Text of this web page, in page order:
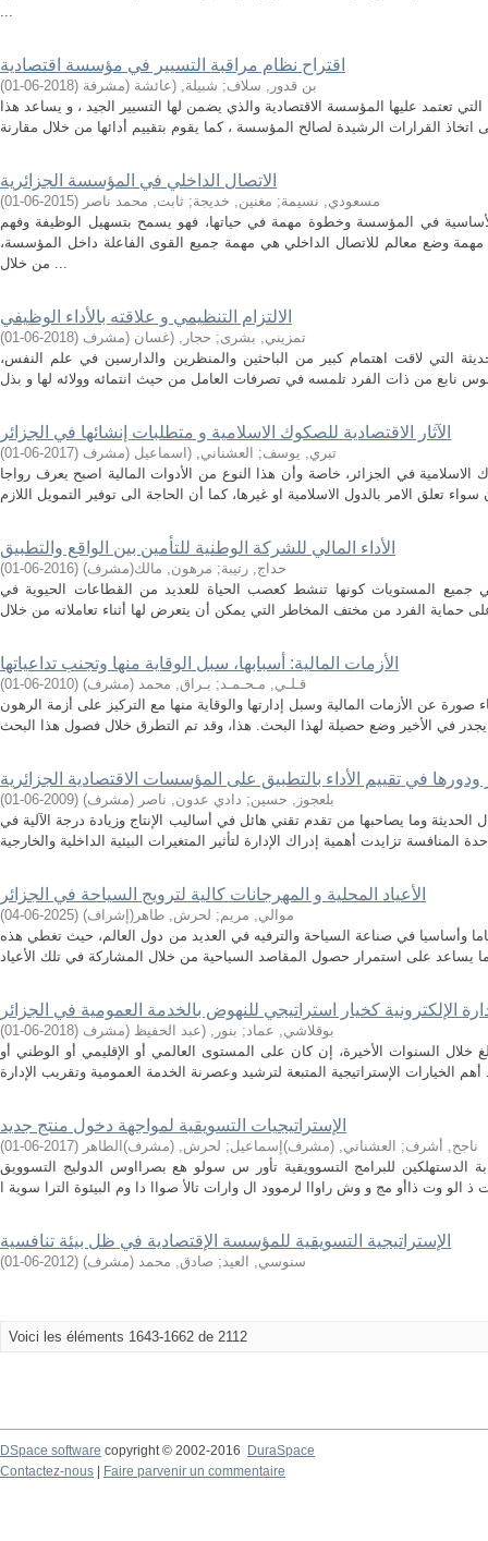
...
اقتراح نظام مراقبة التسيير في مؤسسة اقتصادية
بن قدور, سلاف; شبيلة, (عائشة (مشرفة (
2018-06-01
)
تعتمد عليها المؤسسة الاقتصادية والذي يضمن لها التسيير الجيد ، و يساعد هذا
الاتصال الداخلي في المؤسسة الجزائرية
مسعودي, نسيمة; مغنين, خديجة; ثابت, محمد ناصر (
2015-06-01
)
في المؤسسة وخطوة مهمة في حياتها، فهو يسمح بتسهيل الوظيفة وفهم
وضع معالم للاتصال الداخلي هي مهمة جميع القوى الفاعلة داخل المؤسسة،
من خلال ...
الالتزام التنظيمي و علاقته بالأداء الوظيفي
تمزيني, بشرى; حجار, (غسان (مشرف (
2018-06-01
)
التي لاقت اهتمام كبير من الباحثين والمنظرين والدارسين في علم النفس،
الآثار الاقتصادية للصكوك الاسلامية و متطلبات إنشائها في الجزائر
تبري, يوسف; العشناني, (اسماعيل (مشرف (
2017-06-01
)
الاسلامية في الجزائر، خاصة وأن هذا النوع من الأدوات المالية اصبح يعرف رواجا
الأداء المالي للشركة الوطنية للتأمين بين الواقع والتطبيق
حداج, رتيبة; مرهون, مالك(مشرف) (
2016-06-01
)
جميع المستويات كونها تنشط كعصب الحياة للعديد من القطاعات الحيوية في
الأزمات المالية: أسبابها، سبل الوقاية منها وتجنب تداعياتها
قـلـي, مـحـمـد; بـراق, محمد (مشرف) (
2010-06-01
)
عن الأزمات المالية وسبل إدارتها والوقاية منها مع التركيز على أزمة الرهون
ودورها في تقييم الأداء بالتطبيق على المؤسسات الاقتصادية الجزائرية
بلعجوز, حسين; دادي عدون, ناصر (مشرف) (
2009-06-01
)
وما يصاحبها من تقدم تقني هائل في أساليب الإنتاج وزيادة درجة الآلية في
الأعياد المحلية و المهرجانات كالية لترويج السياحة في الجزائر
موالي, مريم; لحرش, طاهر(إشراف) (
2025-06-04
)
وأساسيا في صناعة السياحة والترفيه في العديد من دول العالم، حيث تغطي هذه
الإلكترونية كخيار استراتيجي للنهوض بالخدمة العمومية في الجزائر
بوقلاشي, عماد; بنور, (عبد الحفيظ (مشرف (
2018-06-01
)
خلال السنوات الأخيرة، إن كان على المستوى العالمي أو الإقليمي أو الوطني أو
الإستراتيجيات التسويقية لمواجهة دخول منتج جديد
ناجح, أشرف; العشناني, (مشرف)إسماعيل; لحرش, (مشرف)الطاهر (
2017-06-01
)
الدستهلكين للبرامج التسوويقية تأور س سولو هع بصرااوس الدوليج التسوويق
الإستراتيجية التسويقية للمؤسسة الإقتصادية في ظل بيئة تنافسية
سنوسي, العيد; صادق, محمد (مشرف) (
2012-06-01
)
Voici les éléments 1643-1662 de 2112
DSpace software copyright © 2002-2016
DuraSpace
Contactez-nous
Faire parvenir un commentaire